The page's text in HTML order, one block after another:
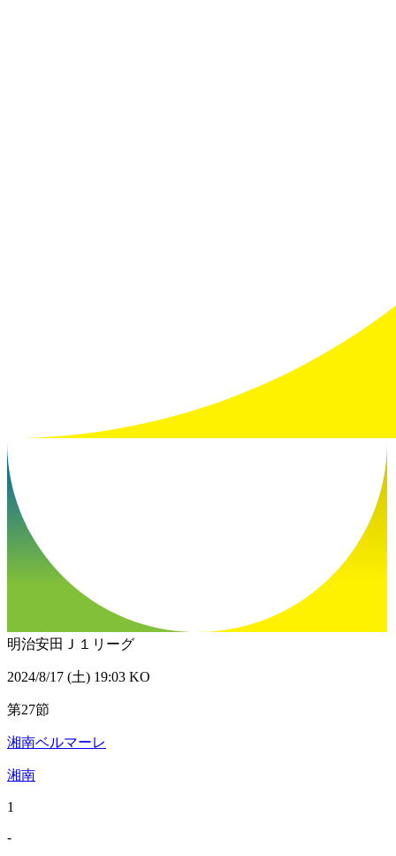
明治安田Ｊ１リーグ
2024/8/17 (土) 19:03 KO
第27節
湘南ベルマーレ
湘南
1
-